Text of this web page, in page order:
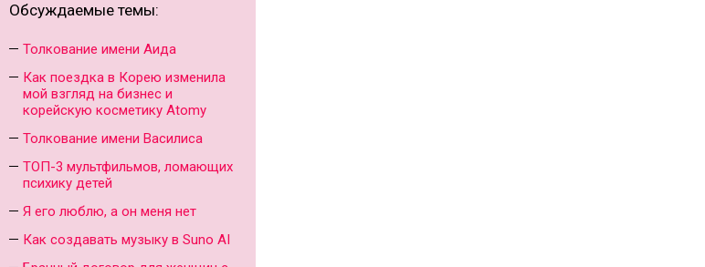
Обсуждаемые темы:
Толкование имени Аида
Как поездка в Корею изменила
мой взгляд на бизнес и
корейскую косметику Atomy
Толкование имени Василиса
ТОП-3 мультфильмов, ломающих
психику детей
Я его люблю, а он меня нет
Как создавать музыку в Suno AI